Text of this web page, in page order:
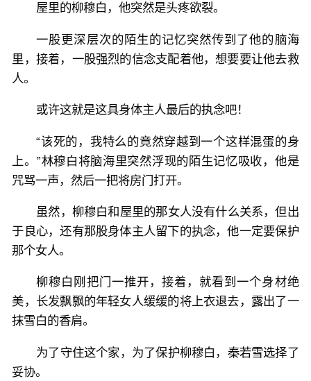
屋里的柳穆白，他突然是头疼欲裂。
一股更深层次的陌生的记忆突然传到了他的脑海
里，接着，一股强烈的信念支配着他，想要要让他去救
人。
或许这就是这具身体主人最后的执念吧！
“该死的，我特么的竟然穿越到一个这样混蛋的身
上。”林穆白将脑海里突然浮现的陌生记忆吸收，他是
咒骂一声，然后一把将房门打开。
虽然，柳穆白和屋里的那女人没有什么关系，但出
于良心，还有那股身体主人留下的执念，他一定要保护
那个女人。
柳穆白刚把门一推开，接着，就看到一个身材绝
美，长发飘飘的年轻女人缓缓的将上衣退去，露出了一
抹雪白的香肩。
为了守住这个家，为了保护柳穆白，秦若雪选择了
妥协。